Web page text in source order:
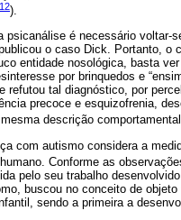
).
psicanálise é necessário
o caso Dick. Portanto,
entidade nosológica, basta
por brinquedos e
refutou tal diagnóstico, por
precoce e esquizofrenia,
descrição
com autismo considera a
Conforme as
pelo seu trabalho
buscou no conceito de
sendo a primeira a